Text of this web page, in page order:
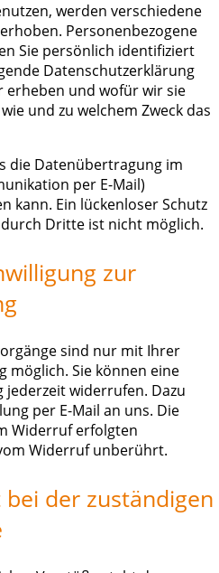
werden verschiedene
Personenbezogene
Sie persönlich identifiziert
Datenschutzerklärung
erheben und wofür wir sie
und zu welchem Zweck das
die Datenübertragung im
per E-Mail)
kann. Ein lückenloser Schutz
Dritte ist nicht möglich.
zur
sind nur mit Ihrer
möglich. Sie können eine
widerrufen. Dazu
per E-Mail an uns. Die
Widerruf erfolgten
Widerruf unberührt.
der zuständigen